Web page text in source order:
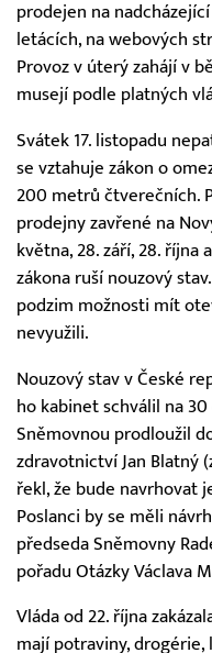
prodejen na
letácích, na webových
Provoz v úterý zahájí v
musejí podle platných
Svátek 17. listopadu
se vztahuje zákon o
200 metrů čtverečních.
prodejny zavřené na
května, 28. září, 28. října
zákona ruší nouzový
podzim možnosti mít
nevyužili.
Nouzový stav v České
ho kabinet schválil na
Sněmovnou prodloužil
zdravotnictví Jan Blatný
řekl, že bude navrhovat
Poslanci by se měli
předseda Sněmovny
pořadu Otázky Václava
Vláda od 22. října
mají potraviny, drogérie,